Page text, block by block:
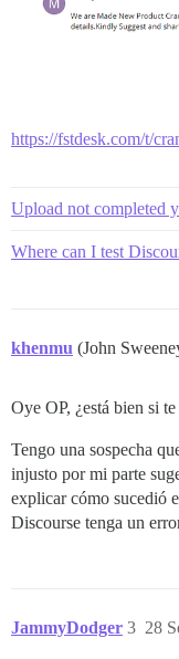
https://fstdesk.com/t/
Upload not completed
Where can I test
khenmu (John
Oye OP, ¿está bien si
Tengo una sospecha
injusto por mi parte
explicar cómo sucedió
Discourse tenga un
JammyDodger 28
3